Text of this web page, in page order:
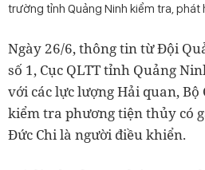
trường tỉnh Quảng Ninh kiểm tra, phát
Ngày 26/6, thông tin từ Đội
số 1, Cục QLTT tỉnh Quảng
với các lực lượng Hải quan,
kiểm tra phương tiện thủy có
Đức Chi là người điều khiển.